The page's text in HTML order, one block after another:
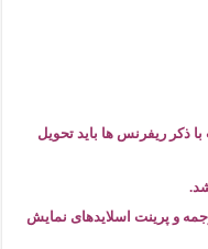
ذکر ریفرنس ها باید تحویل
و پرینت اسلایدهای نمایش